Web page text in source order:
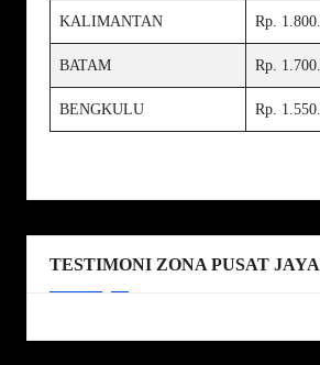
KALIMANTAN Rp.
BATAM Rp.
BENGKULU Rp.
TESTIMONI ZONA PUSAT